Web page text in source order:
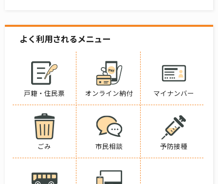
よく利用されるメニュー
戸籍・住民票 オンライン納付 マイナンバー
ごみ 市民相談 予防接種